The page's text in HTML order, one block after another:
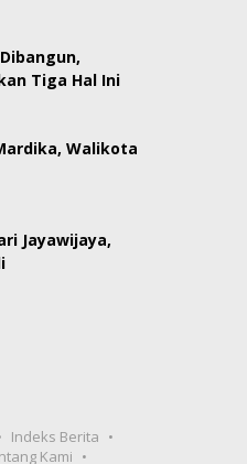
Tiga Hal Ini
Walikota
Jayawijaya,
Indeks Berita
Kami